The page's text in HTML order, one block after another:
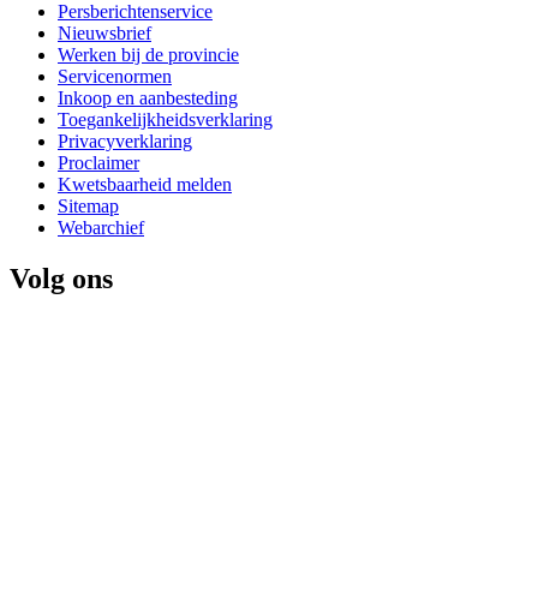
Persberichtenservice
Nieuwsbrief
Werken bij de provincie
Servicenormen
Inkoop en aanbesteding
Toegankelijkheidsverklaring
Privacyverklaring
Proclaimer
Kwetsbaarheid melden
Sitemap
Webarchief
Volg ons